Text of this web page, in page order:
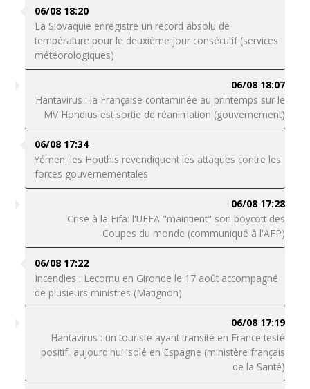
06/08 18:20
La Slovaquie enregistre un record absolu de
température pour le deuxième jour consécutif (services
météorologiques)
06/08 18:07
Hantavirus : la Française contaminée au printemps sur le
MV Hondius est sortie de réanimation (gouvernement)
06/08 17:34
Yémen: les Houthis revendiquent les attaques contre les
forces gouvernementales
06/08 17:28
Crise à la Fifa: l'UEFA "maintient" son boycott des
Coupes du monde (communiqué à l'AFP)
06/08 17:22
Incendies : Lecornu en Gironde le 17 août accompagné
de plusieurs ministres (Matignon)
06/08 17:19
Hantavirus : un touriste ayant transité en France testé
positif, aujourd'hui isolé en Espagne (ministère français
de la Santé)